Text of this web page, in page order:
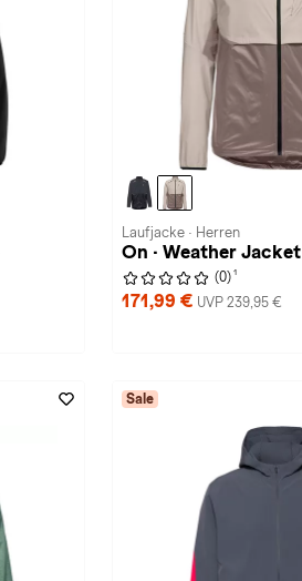
Laufjacke · Herren
On · Weather Jacket
(0) 1
171,99 € UVP 239,95 €
Sale